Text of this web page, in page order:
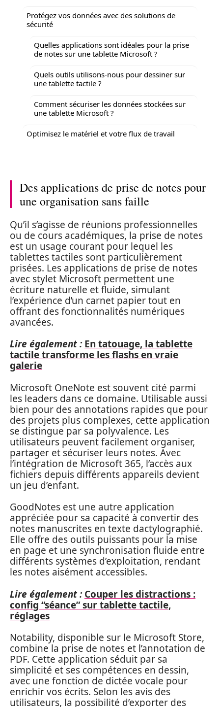
Protégez vos données avec des solutions de
sécurité
Quelles applications sont idéales pour la prise
de notes sur une tablette Microsoft ?
Quels outils utilisons-nous pour dessiner sur
une tablette tactile ?
Comment sécuriser les données stockées sur
une tablette Microsoft ?
Optimisez le matériel et votre flux de travail
Des applications de prise de notes pour
une organisation sans faille
Qu’il s’agisse de réunions professionnelles
ou de cours académiques, la prise de notes
est un usage courant pour lequel les
tablettes tactiles sont particulièrement
prisées. Les applications de prise de notes
avec stylet Microsoft permettent une
écriture naturelle et fluide, simulant
l’expérience d’un carnet papier tout en
offrant des fonctionnalités numériques
avancées.
Lire également : En tatouage, la tablette
tactile transforme les flashs en vraie
galerie
Microsoft OneNote est souvent cité parmi
les leaders dans ce domaine. Utilisable aussi
bien pour des annotations rapides que pour
des projets plus complexes, cette application
se distingue par sa polyvalence. Les
utilisateurs peuvent facilement organiser,
partager et sécuriser leurs notes. Avec
l’intégration de Microsoft 365, l’accès aux
fichiers depuis différents appareils devient
un jeu d’enfant.
GoodNotes est une autre application
appréciée pour sa capacité à convertir des
notes manuscrites en texte dactylographié.
Elle offre des outils puissants pour la mise
en page et une synchronisation fluide entre
différents systèmes d’exploitation, rendant
les notes aisément accessibles.
Lire également : Couper les distractions :
config “séance” sur tablette tactile,
réglages
Notability, disponible sur le Microsoft Store,
combine la prise de notes et l’annotation de
PDF. Cette application séduit par sa
simplicité et ses compétences en dessin,
avec une fonction de dictée vocale pour
enrichir vos écrits. Selon les avis des
utilisateurs, la possibilité d’exporter des